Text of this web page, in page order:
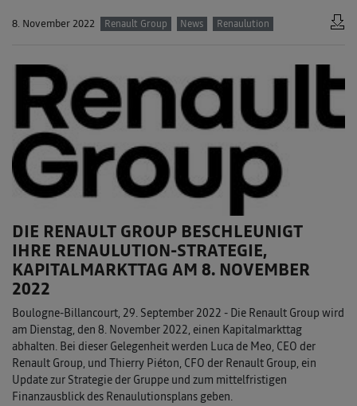
8. November 2022 Renault Group News Renaulution
DIE RENAULT GROUP BESCHLEUNIGT
IHRE RENAULUTION-STRATEGIE,
KAPITALMARKTTAG AM 8. NOVEMBER
2022
Boulogne-Billancourt, 29. September 2022 - Die Renault Group wird
am Dienstag, den 8. November 2022, einen Kapitalmarkttag
abhalten. Bei dieser Gelegenheit werden Luca de Meo, CEO der
Renault Group, und Thierry Piéton, CFO der Renault Group, ein
Update zur Strategie der Gruppe und zum mittelfristigen
Finanzausblick des Renaulutionsplans geben.